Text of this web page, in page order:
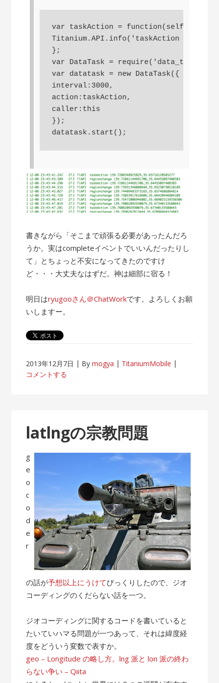
var taskAction = function(self,evt){
Titanium.API.info('taskAction
};
var DataTask = require('data_task');
var datatask = new DataTask({
interval:3000,
action:taskAction,
caller:this
});
書きながら「そこまで頑張る必要があったんだろ
うか。実はcompleteイベントでいいんだったりし
て」とちょっと不安になってきたのですけ
ど・・・大丈夫なはずだ。神は細部に宿る！
明日はryugooさん＠ChatWorkです。よろしくお願
いしますー。
2013年12月7日 Bymogya
TitaniumMobile
コメントする
latlngの宗教問題
g
e
o
c
o
d
e
r
の話が予想以上にうけてびっくりしたので、ジオ
コーディングのくだらない話を一つ。
ジオコーディングに関するコードを書いていると
たいていハマる問題が一つあって、それは緯度経
度をどういう変数で表すか。
geo – Longitude の略し方。lng 派と lon 派の終わ
らない争い – Qiita